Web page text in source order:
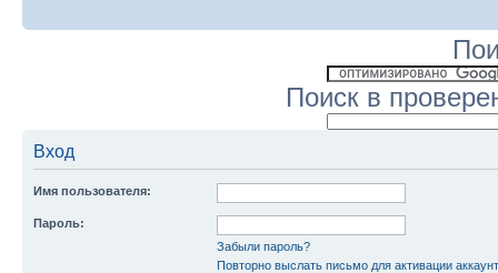
Поиск в
Вход
Имя пользователя:
Пароль:
Забыли пароль?
Повторно выслать письмо для активации